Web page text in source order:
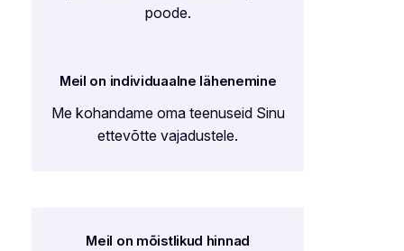
poode.
Meil on individuaalne lähenemine
Me kohandame oma teenuseid Sinu
ettevõtte vajadustele.
Meil on mõistlikud hinnad